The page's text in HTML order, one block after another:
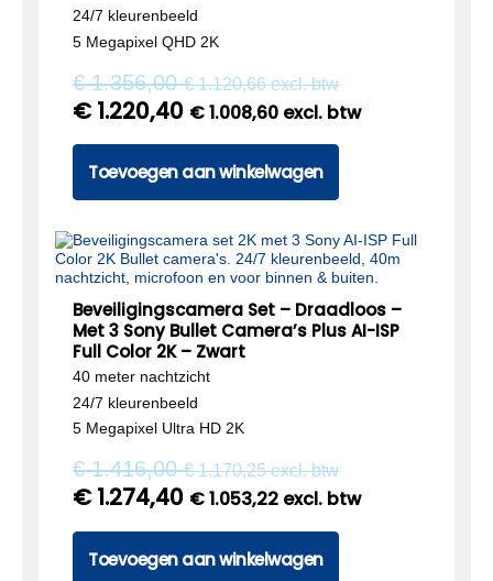
24/7 kleurenbeeld
5 Megapixel QHD 2K
€1.356,00 €1.120,66excl. btw
€1.220,40 €1.008,60 excl. btw
Toevoegen aan winkelwagen
Beveiligingscamera Set – Draadloos –
Met 3 Sony Bullet Camera’s Plus AI-ISP
Full Color 2K – Zwart
40 meter nachtzicht
24/7 kleurenbeeld
5 Megapixel Ultra HD 2K
€1.416,00 €1.170,25excl. btw
€1.274,40 €1.053,22 excl. btw
Toevoegen aan winkelwagen